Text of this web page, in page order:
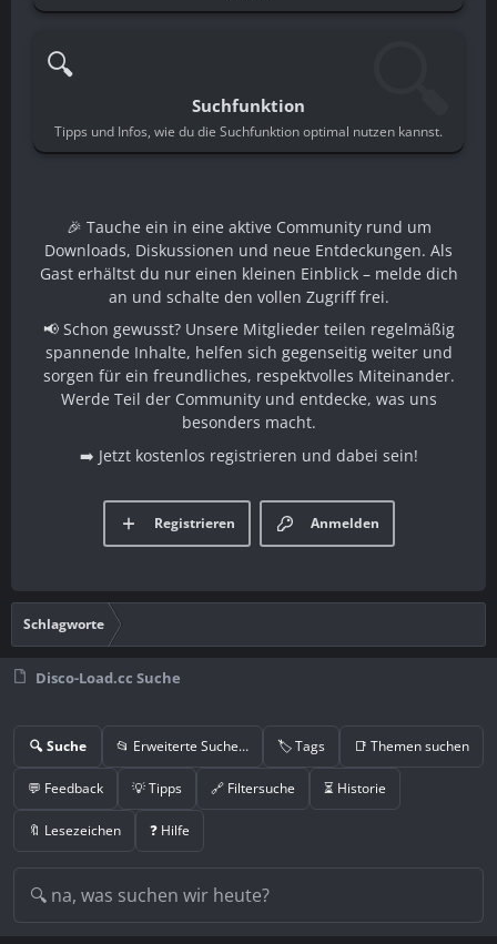
🔍
Suchfunktion
Tipps und Infos, wie du die Suchfunktion optimal nutzen kannst.
🎉 Tauche ein in eine aktive Community rund um
Downloads, Diskussionen und neue Entdeckungen. Als
Gast erhältst du nur einen kleinen Einblick – melde dich
an und schalte den vollen Zugriff frei.
📢 Schon gewusst? Unsere Mitglieder teilen regelmäßig
spannende Inhalte, helfen sich gegenseitig weiter und
sorgen für ein freundliches, respektvolles Miteinander.
Werde Teil der Community und entdecke, was uns
besonders macht.
➡️ Jetzt kostenlos registrieren und dabei sein!
Anmelden
Registrieren
Schlagworte
Disco-Load.cc Suche
🔍 Suche 📂 Erweiterte Suche… 🏷️ Tags 📑 Themen suchen
💬 Feedback 💡 Tipps 🔗 Filtersuche ⏳ Historie
🔖 Lesezeichen ❓ Hilfe